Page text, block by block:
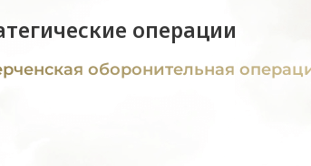
операции
оборонительная